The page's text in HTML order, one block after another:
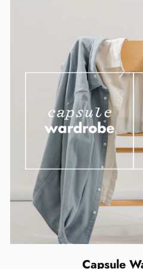
Capsule